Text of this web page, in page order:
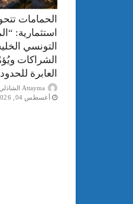
الحمامات
استثمارية:
التونسي
الشراكات
العابرة للحدود
Attayma الشاذلي عرايبية
أغسطس 04, 2026